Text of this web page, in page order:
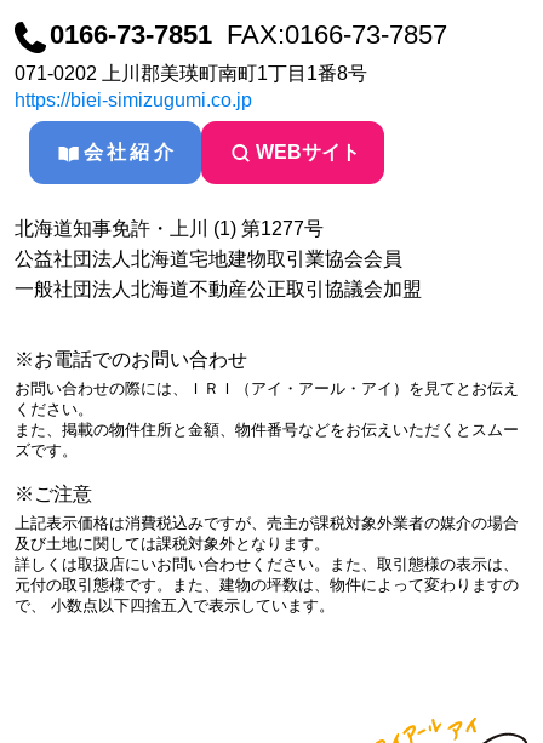
0166-73-7851 FAX:0166-73-7857
071-0202 上川郡美瑛町南町1丁目1番8号
https://biei-simizugumi.co.jp
会社紹介 WEBサイト
北海道知事免許・上川 (1) 第1277号
公益社団法人北海道宅地建物取引業協会会員
一般社団法人北海道不動産公正取引協議会加盟
※お電話でのお問い合わせ
お問い合わせの際には、ＩＲＩ（アイ・アール・アイ）を見てとお伝え
ください。
また、掲載の物件住所と金額、物件番号などをお伝えいただくとスムー
ズです。
※ご注意
上記表示価格は消費税込みですが、売主が課税対象外業者の媒介の場合
及び土地に関しては課税対象外となります。
詳しくは取扱店にいお問い合わせください。また、取引態様の表示は、
元付の取引態様です。また、建物の坪数は、物件によって変わりますの
で、 小数点以下四捨五入で表示しています。